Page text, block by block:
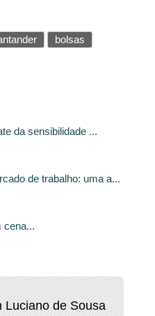
bolsas
da sensibilidade ...
de trabalho: uma a...
cena...
Luciano de Sousa